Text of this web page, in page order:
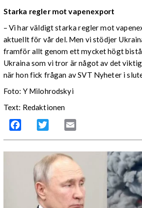
Starka regler mot vapenexport
– Vi har väldigt starka regler mot
aktuellt för vår del. Men vi stödjer
framför allt genom ett mycket högt
Ukraina som vi tror är något av det
när hon fick frågan av SVT Nyheter i
Foto: Y Milohrodskyi
Text: Redaktionen
Facebook Twitter